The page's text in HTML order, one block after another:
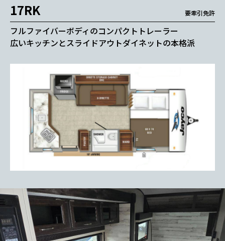
17RK 要牽引免許
フルファイバーボディのコンパクトトレーラー
広いキッチンとスライドアウトダイネットの本格派